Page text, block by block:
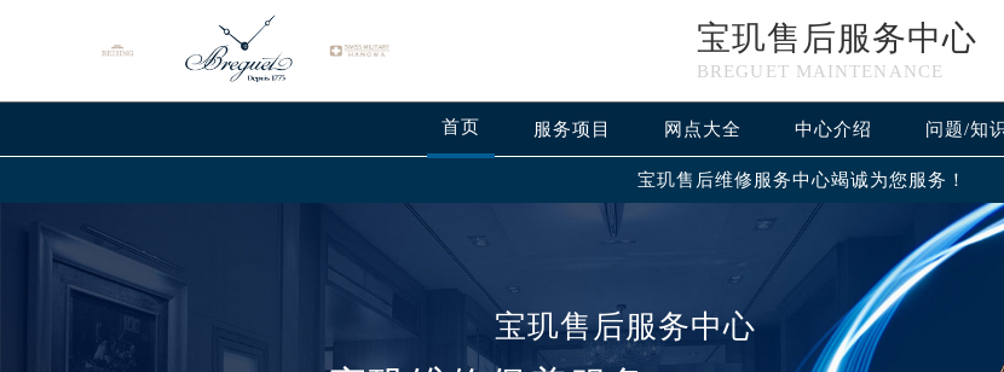
宝玑售后服务中心
BREGUET MAINTENANCE
首页 服务项目 网点大全 中心介绍 问题/知
宝玑售后维修服务中心竭诚为您服务！
宝玑售后服务中心